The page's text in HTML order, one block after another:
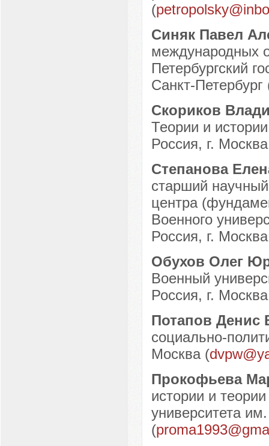
(
Синяк Павел
международных
Петербургский
Санкт-Петербург
Скориков
Теории и
Россия, г.
Степанова
старший научный
центра
Военного
Россия, г.
Обухов Олег
Военный
Россия, г.
Потапов Денис
социально-
Москва (
Прокофьева
истории и
университета
(